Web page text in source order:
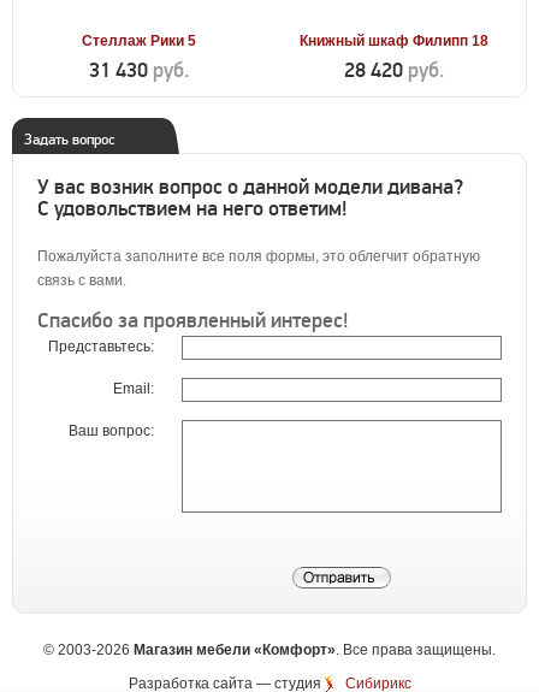
Стеллаж Рики 5
31 430 руб.
Книжный шкаф Филипп 18
28 420 руб.
Задать вопрос
У вас возник вопрос о данной модели дивана?
С удовольствием на него ответим!
Пожалуйста заполните все поля формы, это облегчит обратную
связь с вами.
Спасибо за проявленный интерес!
Представьтесь:
Email:
Ваш вопрос:
© 2003-2026 Магазин мебели «Комфорт». Все права защищены.
Разработка сайта— студия Сибирикс